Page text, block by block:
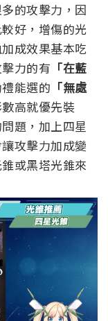
的攻擊力，因
好，增傷的光
成效果基本吃
力的有 「在藍
能選的 「無處
高就優先裝
題，加上四星
攻擊力加成變
或黑塔光錐來